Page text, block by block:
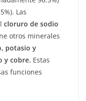
Las
cloruro de sodio
otros minerales
potasio y
y cobre. Estas
funciones